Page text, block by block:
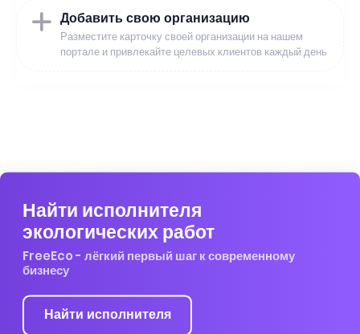
Добавить свою организацию
Разместите карточку своей организации на нашем
портале и привлекайте целевых клиентов каждый день
Найти исполнителя
экологических работ
FreeEco - лёгкий первый шаг к современному
бизнесу
Найти исполнителя